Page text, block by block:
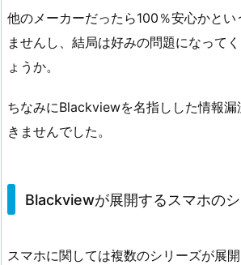
他のメーカーだったら100％安心かとい
ませんし、結局は好みの問題になって
ょうか。
ちなみにBlackviewを名指しした情報
きませんでした。
Blackviewが展開するスマホの
スマホに関しては複数のシリーズが展